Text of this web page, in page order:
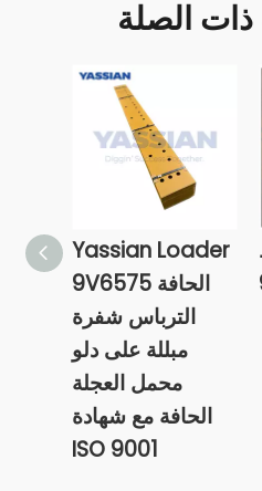
ذات الصلة
Yassian Loader
الحافة 9V6575
الترباس شفرة
مبللة على دلو
محمل العجلة
الحافة مع شهادة
ISO 9001